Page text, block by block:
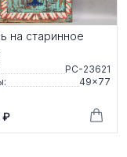
на старинное
РС-23621
49×77
₽